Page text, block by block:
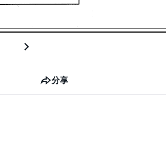
分享